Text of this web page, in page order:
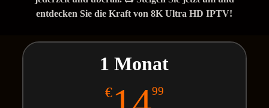
entdecken Sie die Kraft von 8K Ultra HD IPTV!
1 Monat
€ 99